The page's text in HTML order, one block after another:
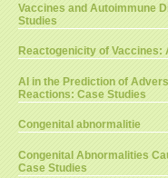
Vaccines and Autoimmune
Studies
Reactogenicity of Vaccines:
AI in the Prediction of
Reactions: Case Studies
Congenital abnormalitie
Congenital Abnormalities
Case Studies